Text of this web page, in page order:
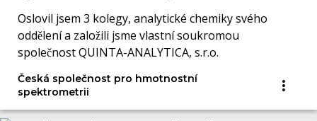
Oslovil jsem 3 kolegy, analytické chemiky svého
oddělení a založili jsme vlastní soukromou
společnost QUINTA-ANALYTICA, s.r.o.
Česká společnost pro hmotnostní
spektrometrii